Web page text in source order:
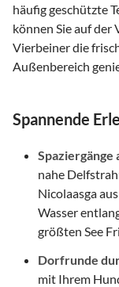
häufig geschützte
können Sie auf der
Vierbeiner die
Außenbereich
Spannende
Spaziergänge
nahe
Nicolaasga
Wasser
größten See
Dorfrunde
mit Ihrem